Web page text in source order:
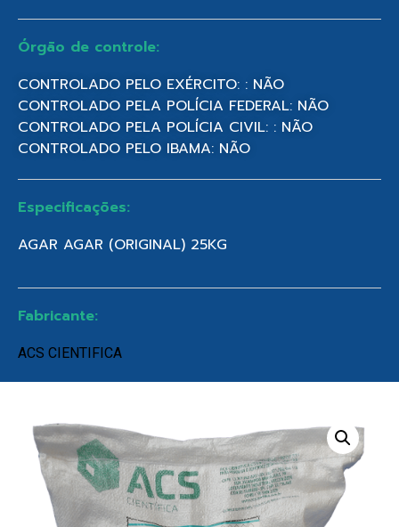
Órgão de controle:
CONTROLADO PELO EXÉRCITO: : NÃO
CONTROLADO PELA POLÍCIA FEDERAL: NÃO
CONTROLADO PELA POLÍCIA CIVIL: : NÃO
CONTROLADO PELO IBAMA: NÃO
Especificações:
AGAR AGAR (ORIGINAL) 25KG
Fabricante:
ACS CIENTIFICA